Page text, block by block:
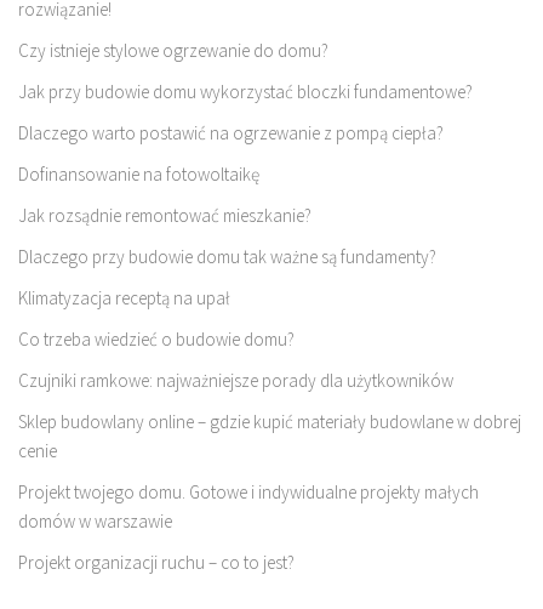
rozwiązanie!
Czy istnieje stylowe ogrzewanie do domu?
Jak przy budowie domu wykorzystać bloczki fundamentowe?
Dlaczego warto postawić na ogrzewanie z pompą ciepła?
Dofinansowanie na fotowoltaikę
Jak rozsądnie remontować mieszkanie?
Dlaczego przy budowie domu tak ważne są fundamenty?
Klimatyzacja receptą na upał
Co trzeba wiedzieć o budowie domu?
Czujniki ramkowe: najważniejsze porady dla użytkowników
Sklep budowlany online – gdzie kupić materiały budowlane w dobrej
cenie
Projekt twojego domu. Gotowe i indywidualne projekty małych
domów w warszawie
Projekt organizacji ruchu – co to jest?